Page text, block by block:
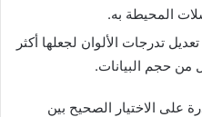
المحيطة به.
تعديل تدرجات الألوان لجعلها أكثر
من حجم البيانات.
على الاختيار الصحيح بين